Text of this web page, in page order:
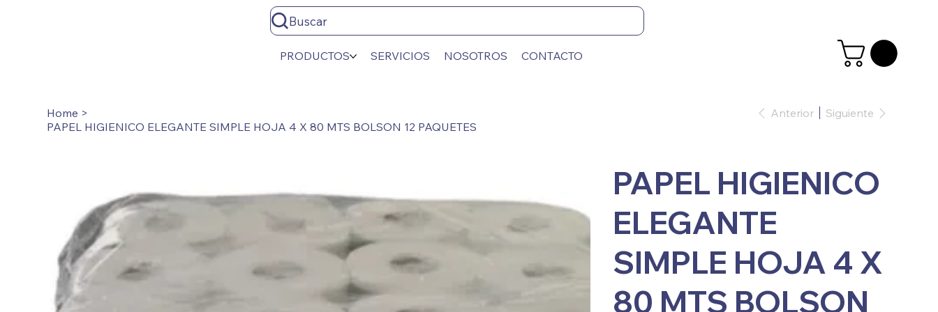
Buscar
PRODUCTOS SERVICIOS NOSOTROS CONTACTO
Home >
PAPEL HIGIENICO ELEGANTE SIMPLE HOJA 4 X 80 MTS BOLSON 12 PAQUETES
Anterior Siguiente
PAPEL HIGIENICO
ELEGANTE
SIMPLE HOJA 4 X
80 MTS BOLSON